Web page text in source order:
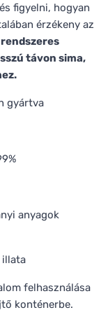
figyelni, hogyan
érzékeny az
távon sima,
gyártva
anyagok
illata
felhasználása
konténerbe.